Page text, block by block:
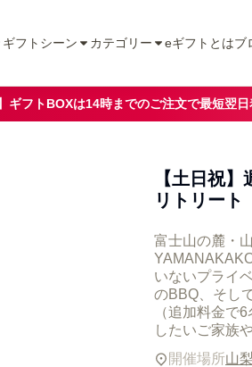
ギフトシーン カテゴリー eギフトとはブ
ギフトBOXは14時までのご注文で最短翌
【土日祝
リトリート
富士山の麓・
いないプライ
のBBQ、そし
（追加料金で
開催場所山